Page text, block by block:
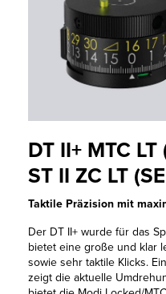
DT II+ MTC
ST II ZC LT
Taktile Präzision mit
Der DT II+ wurde für das
bietet eine große und klar
sowie sehr taktile Klicks.
zeigt die aktuelle